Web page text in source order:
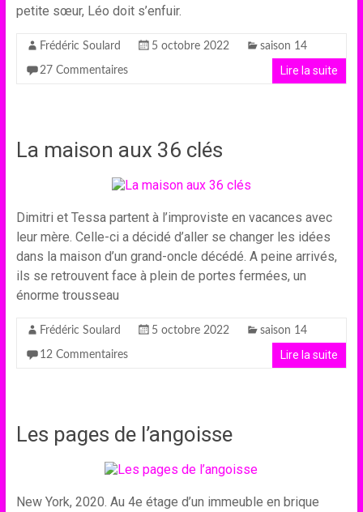
petite sœur, Léo doit s’enfuir.
Frédéric Soulard 5 octobre 2022 saison 14
27 Commentaires Lire la suite
La maison aux 36 clés
Dimitri et Tessa partent à l’improviste en vacances avec
leur mère. Celle-ci a décidé d’aller se changer les idées
dans la maison d’un grand-oncle décédé. A peine arrivés,
ils se retrouvent face à plein de portes fermées, un
énorme trousseau
Frédéric Soulard 5 octobre 2022 saison 14
12 Commentaires Lire la suite
Les pages de l’angoisse
New York, 2020. Au 4e étage d’un immeuble en brique